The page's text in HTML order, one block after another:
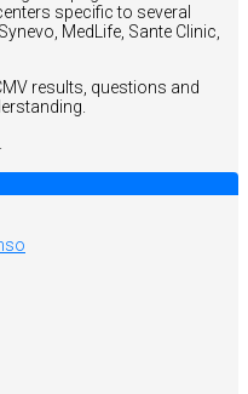
specific to several
MedLife, Sante Clinic,
results, questions and